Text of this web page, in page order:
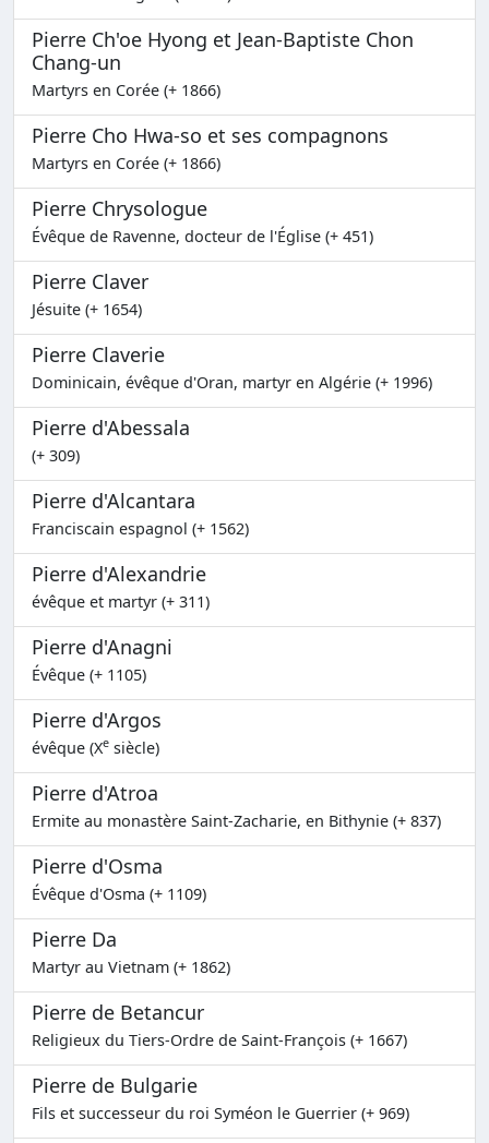
Pierre Ch'oe Hyong et Jean-Baptiste Chon
Chang-un
Martyrs en Corée (+ 1866)
Pierre Cho Hwa-so et ses compagnons
Martyrs en Corée (+ 1866)
Pierre Chrysologue
Évêque de Ravenne, docteur de l'Église (+ 451)
Pierre Claver
Jésuite (+ 1654)
Pierre Claverie
Dominicain, évêque d'Oran, martyr en Algérie (+ 1996)
Pierre d'Abessala
(+ 309)
Pierre d'Alcantara
Franciscain espagnol (+ 1562)
Pierre d'Alexandrie
évêque et martyr (+ 311)
Pierre d'Anagni
Évêque (+ 1105)
Pierre d'Argos
évêque (Xe siècle)
Pierre d'Atroa
Ermite au monastère Saint-Zacharie, en Bithynie (+ 837)
Pierre d'Osma
Évêque d'Osma (+ 1109)
Pierre Da
Martyr au Vietnam (+ 1862)
Pierre de Betancur
Religieux du Tiers-Ordre de Saint-François (+ 1667)
Pierre de Bulgarie
Fils et successeur du roi Syméon le Guerrier (+ 969)